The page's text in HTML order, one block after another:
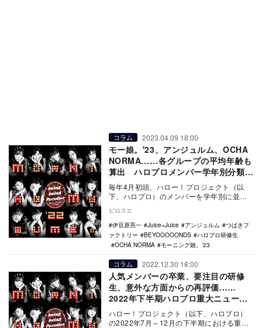
コラム 2023.04.09 18:00
モー娘。'23、アンジュルム、OCHA
NORMA……各グループの平均年齢も
算出 ハロプロメンバー学年別分類
2023年版
毎年4月初頭、ハロー！プロジェクト（以
下、ハロプロ）のメンバーを学年別に並べ
いるが、今回で…
ピロスエ
伊豆原亮一
Juice=Juice アンジュルム
つばきフ
ァクトリー
BEYOOOOONDS
ハロプロ研修生
OCHA NORMA
モーニング娘。'23
コラム 2022.12.30 18:00
人気メンバーの卒業、要注目の研修
生、意外な方面からの再評価……
2022年下半期ハロプロ重大ニュース
を振り返る
ハロー！プロジェクト（以下、ハロプロ）
の2022年7月～12月の下半期における重大